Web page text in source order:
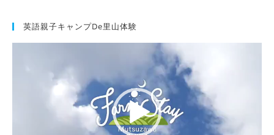
英語親子キャンプde里山体験